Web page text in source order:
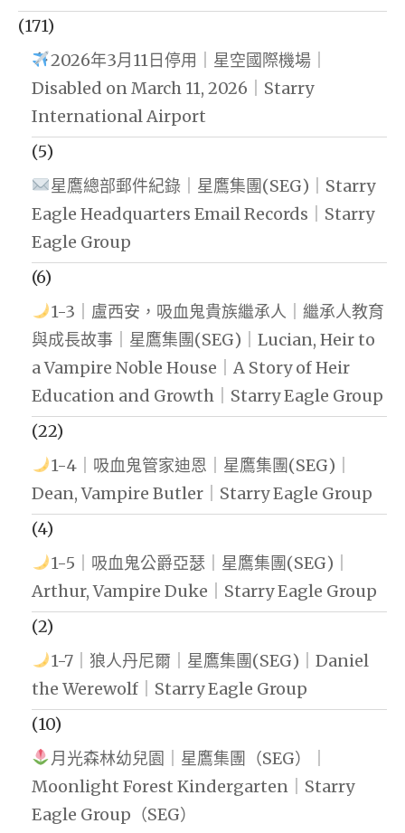
(171)
2026年3月11日停用｜星空國際機場｜
Disabled on March 11, 2026｜Starry
International Airport
(5)
星鷹總部郵件紀錄｜星鷹集團(SEG)｜Starry
Eagle Headquarters Email Records｜Starry
Eagle Group
(6)
1-3｜盧西安，吸血鬼貴族繼承人｜繼承人教育
與成長故事｜星鷹集團(SEG)｜Lucian, Heir to
a Vampire Noble House｜A Story of Heir
Education and Growth｜Starry Eagle Group
(22)
1-4｜吸血鬼管家迪恩｜星鷹集團(SEG)｜
Dean, Vampire Butler｜Starry Eagle Group
(4)
1-5｜吸血鬼公爵亞瑟｜星鷹集團(SEG)｜
Arthur, Vampire Duke｜Starry Eagle Group
(2)
1-7｜狼人丹尼爾｜星鷹集團(SEG)｜Daniel
the Werewolf｜Starry Eagle Group
(10)
月光森林幼兒園｜星鷹集團（SEG）｜
Moonlight Forest Kindergarten｜Starry
Eagle Group（SEG）